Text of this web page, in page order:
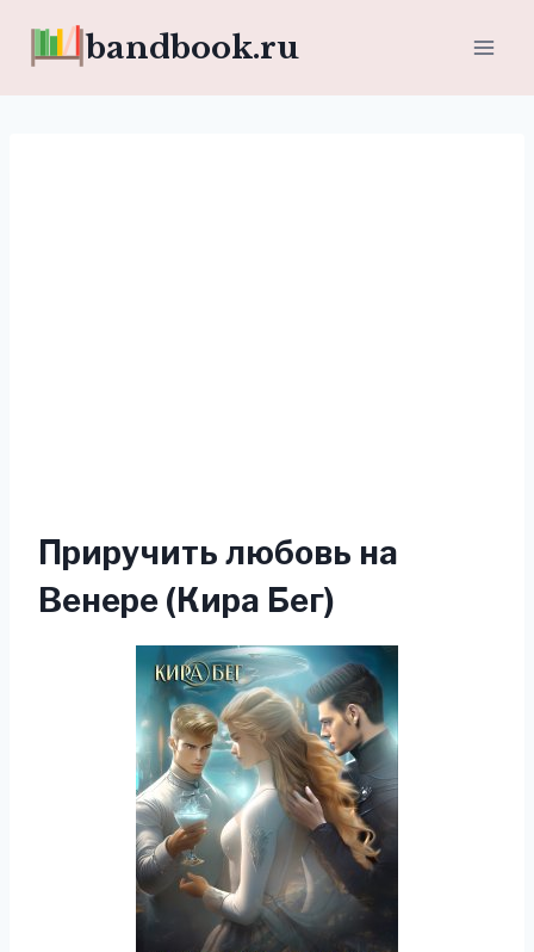
bandbook.ru
Приручить любовь на
Венере (Кира Бег)